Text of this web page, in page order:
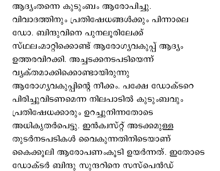
ആദ്യംതന്നെ കുടുംബം ആരോപിച്ചു.
വിവാദത്തിനും പ്രതിഷേധങ്ങള്‍ക്കും പിന്നാലെ
ഡോ. ബിന്ദുവിനെ പുനലൂരിലേക്ക്
സ്ഥലംമാറ്റിക്കൊണ്ട് ആരോഗ്യവകുപ്പ് ആദ്യം
ഉത്തരവിറക്കി. അച്ചടക്കനടപടിയെന്ന്
വ്യക്തമാക്കിക്കൊണ്ടായിരുന്നു
ആരോഗ്യവകുപ്പിന്റെ നീക്കം. പക്ഷേ ഡോക്ടറെ
പിരിച്ചുവിടണമെന്ന നിലപാടില്‍ കുടുംബവും
പ്രതിഷേധക്കാരും ഉറച്ചുനിന്നതോടെ
അധികൃതര്‍പെട്ടു. ഇന്‍ക്വസ്റ്റ് അടക്കമുള്ള
തുടര്‍നടപടികള്‍ വൈകുന്നതിനിടെയാണ്
കൈക്കൂലി ആരോപണംകൂടി ഉയര്‍ന്നത്. ഇതോടെ
ഡോക്ടര്‍ ബിന്ദു സുന്ദറിനെ സസ്പെന്‍ഡ്